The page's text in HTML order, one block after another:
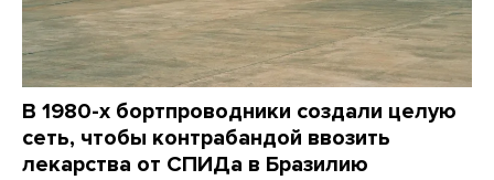
В 1980-х бортпроводники создали целую
сеть, чтобы контрабандой ввозить
лекарства от СПИДа в Бразилию